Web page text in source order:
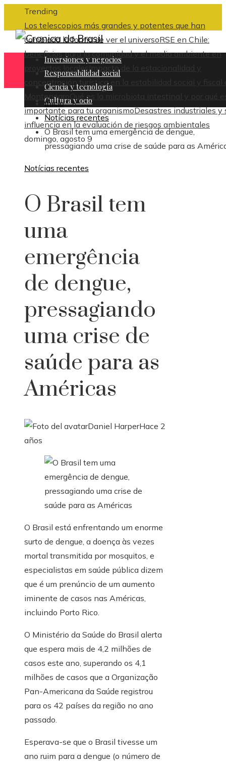
Trending
Los telescopios más grandes y potentes que han
cambiado la forma de ver el universoRSE en Chile:
beneficios para la comunidad y el medio ambiente en
proyectos locales Impacto de la estacionalidad y
concentración turística en la estabilidad social y fiscal
Montenegro
Qué es la microbiota intestinal y por qué
importante para tu organismoDesastres industriales y
influencia en la evaluación de riesgos ambientales
domingo, agosto 9
Inversiones y negocios
Responsabilidad social
Ciencia y tecnología
Cultura y ocio
Inicio
Notícias recentes
O Brasil tem uma emergência de dengue,
pressagiando uma crise de saúde para as
Notícias recentes
O Brasil tem
uma
emergência
de dengue,
pressagiando
uma crise de
saúde para as
Américas
Daniel HarperHace 2
años
O Brasil está enfrentando um enorme
surto de dengue, a doença às vezes
mortal transmitida por mosquitos, e
especialistas em saúde pública dizem
que é um prenúncio de um aumento
iminente de casos nas Américas,
incluindo Porto Rico.
O Ministério da Saúde do Brasil alerta
que espera mais de 4,2 milhões de
casos este ano, superando os 4,1
milhões de casos que a Organização
Pan-Americana da Saúde registrou
para os 42 países da região no ano
passado.
Esperava-se que o Brasil tivesse um
ano ruim para a dengue (o número de